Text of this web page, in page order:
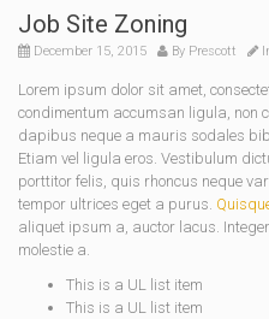
Job Site Zoning
December 15, 2015 By Prescott
Lorem ipsum dolor sit amet,
condimentum accumsan ligula, non
dapibus neque a mauris sodales
Etiam vel ligula eros. Vestibulum
porttitor felis, quis rhoncus neque
tempor ultrices eget a purus.
aliquet ipsum a, auctor lacus.
molestie a.
This is a UL list item
This is a UL list item